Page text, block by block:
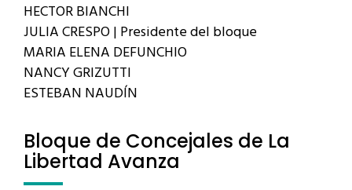
HECTOR BIANCHI
JULIA CRESPO | Presidente del bloque
MARIA ELENA DEFUNCHIO
NANCY GRIZUTTI
ESTEBAN NAUDÍN
Bloque de Concejales de La
Libertad Avanza